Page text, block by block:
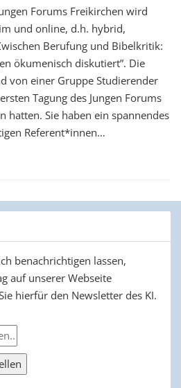
Forums Freikirchen wird
und online, d.h. hybrid,
Berufung und Bibelkritik:
ökumenisch diskutiert”. Die
von einer Gruppe Studierender
Tagung des Jungen Forums
hatten. Sie haben ein spannendes
Referent*innen…
benachrichtigen lassen,
auf unserer Webseite
hierfür den Newsletter des KI.